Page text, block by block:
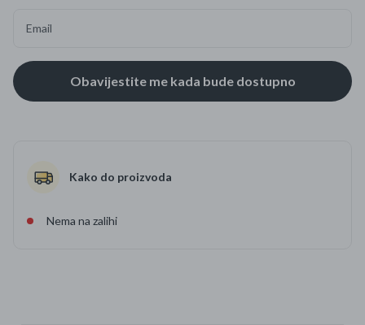
Email
Kako do proizvoda
Nema na zalihi